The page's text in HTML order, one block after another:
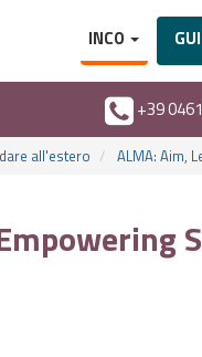
INCO
+39
all'estero ALMA: Aim,